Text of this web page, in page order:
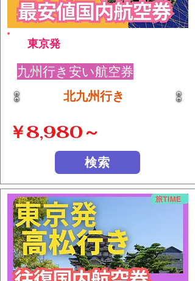
東京発
九州行き安い航空券
北九州行き
￥8,980～
検索